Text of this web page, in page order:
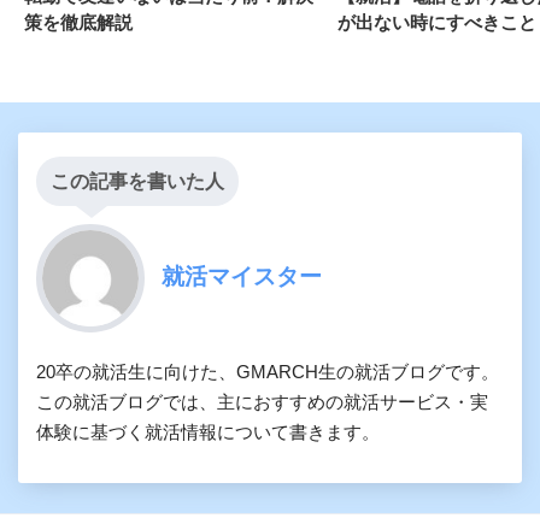
策を徹底解説
が出ない時にすべきこと
この記事を書いた人
就活マイスター
20卒の就活生に向けた、GMARCH生の就活ブログです。
この就活ブログでは、主におすすめの就活サービス・実
体験に基づく就活情報について書きます。